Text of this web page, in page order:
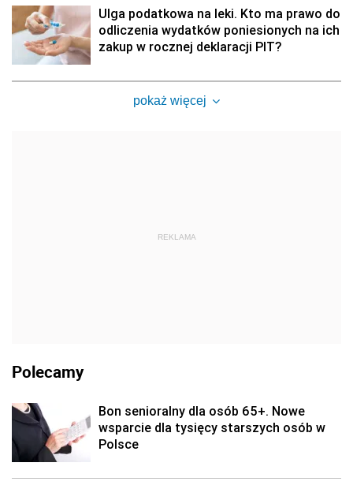
Ulga podatkowa na leki. Kto ma prawo do
odliczenia wydatków poniesionych na ich
zakup w rocznej deklaracji PIT?
pokaż więcej
REKLAMA
Polecamy
Bon senioralny dla osób 65+. Nowe
wsparcie dla tysięcy starszych osób w
Polsce